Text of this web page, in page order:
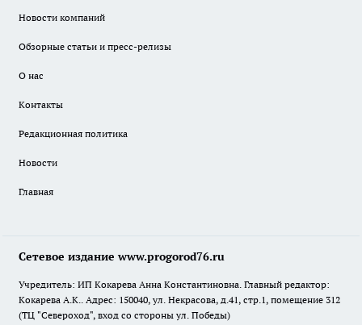
Новости компаний
Обзорные статьи и пресс-релизы
О нас
Контакты
Редакционная политика
Новости
Главная
Сетевое издание www.progorod76.ru
Учредитель: ИП Кокарева Анна Константиновна. Главный редактор:
Кокарева А.К.. Адрес: 150040, ул. Некрасова, д.41, стр.1, помещение 312
(ТЦ "Североход", вход со стороны ул. Победы)